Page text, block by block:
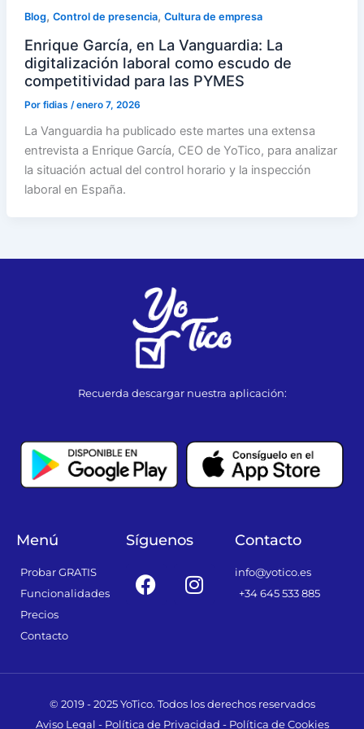
Blog, Control de presencia, Cultura de empresa
Enrique García, en La Vanguardia: La
digitalización laboral como escudo de
competitividad para las PYMES
Por fidias /enero 7, 2026
La Vanguardia ha publicado este martes una extensa
entrevista a Enrique García, CEO de YoTico, para analizar
la situación actual del control horario y la inspección
laboral en España.
Recuerda descargar nuestra aplicación:
Menú
Probar GRATIS
Funcionalidades
Precios
Contacto
Síguenos
F
a
o
k
I
n
g
a
Contacto
info@yotico.es
+34 645 533 885
© 2019 - 2025 YoTico. Todos los derechos reservados
Aviso Legal - Política de Privacidad - Política de Cookies